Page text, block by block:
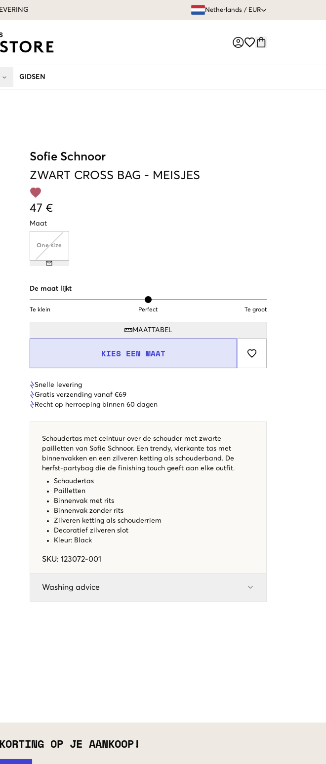
Netherlands / EUR
GIDSEN
Sofie Schnoor
ZWART CROSS BAG - MEISJES
47 €
Maat
One size
De maat lijkt
Te klein Perfect Te groot
MAATTABEL
KIES EEN MAAT
Snelle levering
Gratis verzending vanaf €69
Recht op herroeping binnen 60 dagen
Schoudertas met ceintuur over de schouder met zwarte
pailletten van Sofie Schnoor. Een trendy, vierkante tas met
binnenvakken en een zilveren ketting als schouderband. De
herfst-partybag die de finishing touch geeft aan elke outfit.
Schoudertas
Pailletten
Binnenvak met rits
Binnenvak zonder rits
Zilveren ketting als schouderriem
Decoratief zilveren slot
Kleur: Black
SKU: 123072-001
Washing advice
OP JE AANKOOP!